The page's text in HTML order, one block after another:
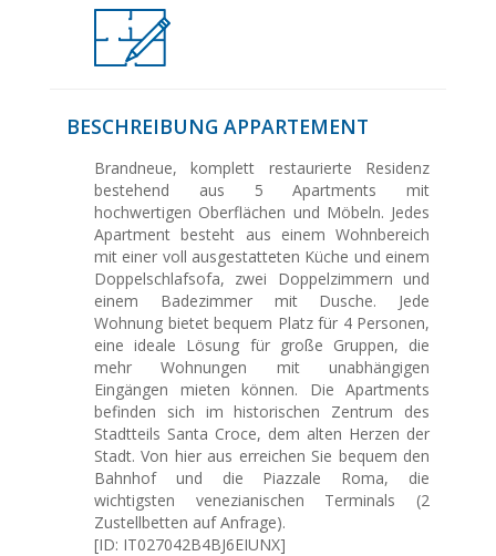
BESCHREIBUNG APPARTEMENT
Brandneue, komplett restaurierte Residenz
bestehend aus 5 Apartments mit
hochwertigen Oberflächen und Möbeln. Jedes
Apartment besteht aus einem Wohnbereich
mit einer voll ausgestatteten Küche und einem
Doppelschlafsofa, zwei Doppelzimmern und
einem Badezimmer mit Dusche. Jede
Wohnung bietet bequem Platz für 4 Personen,
eine ideale Lösung für große Gruppen, die
mehr Wohnungen mit unabhängigen
Eingängen mieten können. Die Apartments
befinden sich im historischen Zentrum des
Stadtteils Santa Croce, dem alten Herzen der
Stadt. Von hier aus erreichen Sie bequem den
Bahnhof und die Piazzale Roma, die
wichtigsten venezianischen Terminals (2
Zustellbetten auf Anfrage).
[ID: IT027042B4BJ6EIUNX]